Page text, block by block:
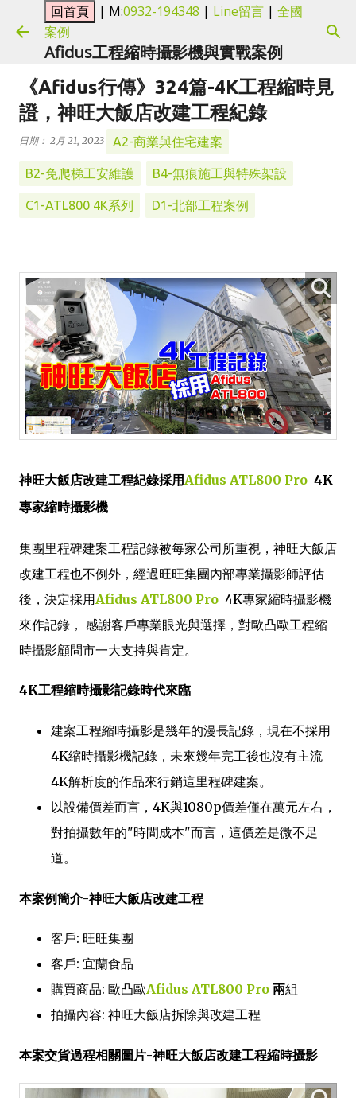
跳到主要內容
| M:0932-194348 | Line留言 | 全國
案例
Afidus工程縮時攝影機與實戰案例
《Afidus行傳》324篇-4K工程縮時見
證，神旺大飯店改建工程紀錄
日期： 2月 21, 2023 A2-商業與住宅建案
B2-免爬梯工安維護 B4-無痕施工與特殊架設
C1-ATL800 4K系列 D1-北部工程案例
神旺大飯店改建工程紀錄採用Afidus ATL800 Pro 4K
專家縮時攝影機
集團里程碑建案工程記錄被每家公司所重視，神旺大飯店
改建工程也不例外，經過旺旺集團內部專業攝影師評估
後，決定採用Afidus ATL800 Pro 4K專家縮時攝影機
來作記錄， 感謝客戶專業眼光與選擇，對歐凸歐工程縮
時攝影顧問市一大支持與肯定。
4K工程縮時攝影記錄時代來臨
建案工程縮時攝影是幾年的漫長記錄，現在不採用
4K縮時攝影機記錄，未來幾年完工後也沒有主流
4K解析度的作品來行銷這里程碑建案。
以設備價差而言，4K與1080p價差僅在萬元左右，
對拍攝數年的"時間成本"而言，這價差是微不足
道。
本案例簡介-神旺大飯店改建工程
客戶: 旺旺集團
客戶: 宜蘭食品
購買商品: 歐凸歐Afidus ATL800 Pro 兩組
拍攝內容: 神旺大飯店拆除與改建工程
本案交貨過程相關圖片-神旺大飯店改建工程縮時攝影